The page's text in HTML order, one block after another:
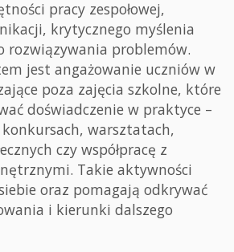
pracy zespołowej,
krytycznego myślenia
rozwiązywania problemów.
jest angażowanie uczniów w
poza zajęcia szkolne, które
doświadczenie w praktyce –
warsztatach,
czy współpracę z
Takie aktywności
oraz pomagają odkrywać
i kierunki dalszego